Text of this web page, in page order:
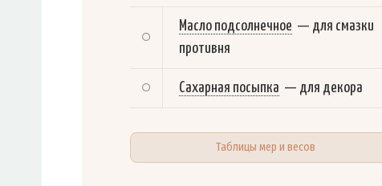
Масло подсолнечное — для смазки
противня
Сахарная посыпка — для декора
Таблицы мер и весов